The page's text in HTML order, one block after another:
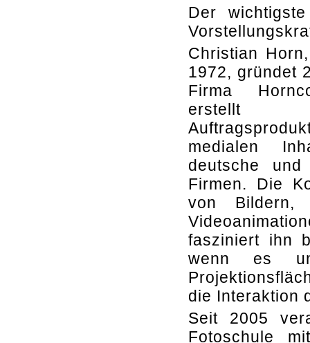
Der
Christian
1972, gründet
Firma
erstellt
medialen
deutsche und
Firmen. Die
von Bildern,
fasziniert ihn
wenn es
die Interaktion
Seit 2005
Fotoschule